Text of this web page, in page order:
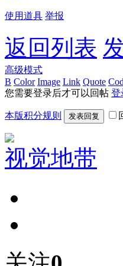
使用道具 举报
返回列表
高级模式
B Color Image Link Quote
您需要登录后才可以回帖 登
本版积分规则 发表回复
视觉地带